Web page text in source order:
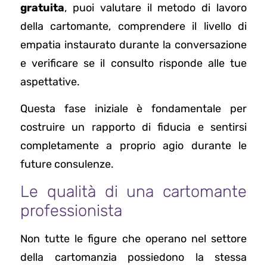
gratuita, puoi valutare il metodo di lavoro
della cartomante, comprendere il livello di
empatia instaurato durante la conversazione
e verificare se il consulto risponde alle tue
aspettative.
Questa fase iniziale è fondamentale per
costruire un rapporto di fiducia e sentirsi
completamente a proprio agio durante le
future consulenze.
Le qualità di una cartomante
professionista
Non tutte le figure che operano nel settore
della cartomanzia possiedono la stessa